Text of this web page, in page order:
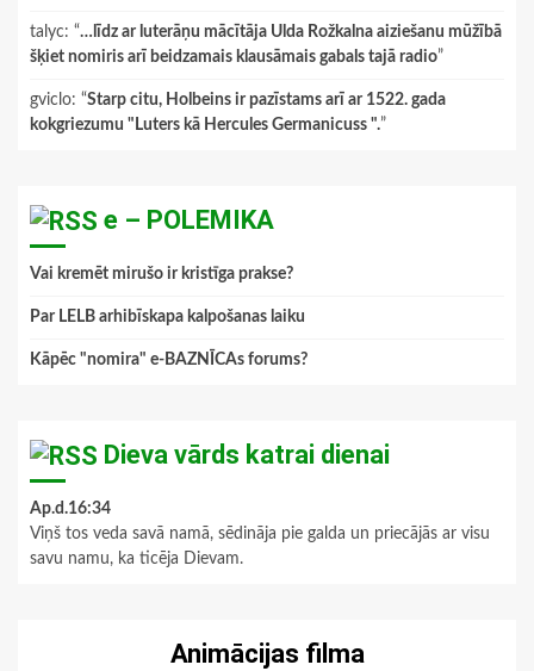
talyc: “…līdz ar luterāņu mācītāja Ulda Rožkalna aiziešanu mūžībā
šķiet nomiris arī beidzamais klausāmais gabals tajā radio”
gviclo: “Starp citu, Holbeins ir pazīstams arī ar 1522. gada
kokgriezumu "Luters kā Hercules Germanicuss ".”
e – POLEMIKA
Vai kremēt mirušo ir kristīga prakse?
Par LELB arhibīskapa kalpošanas laiku
Kāpēc "nomira" e-BAZNĪCAs forums?
Dieva vārds katrai dienai
Ap.d.16:34
Viņš tos veda savā namā, sēdināja pie galda un priecājās ar visu
savu namu, ka ticēja Dievam.
Animācijas filma